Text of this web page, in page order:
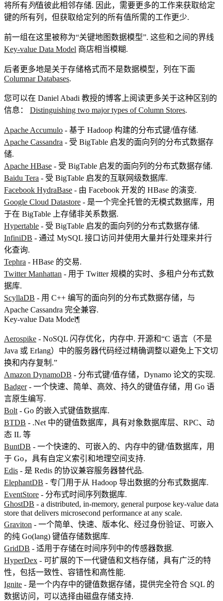
将所有列值彼此相邻存储. 因此，需要更多的工作来获取给定
键的所有列，但获取给定列的所有值所需的工作更少.
前一组在这里被称为“关键地图数据模型”. 这些和之间的界线
Key-value Data Model 商店相当模糊.
后者更多地是关于存储格式而不是数据模型，列在下面
Columnar Databases.
您可以在 Daniel Abadi 教授的博客上阅读更多关于这种区别的
信息： Distinguishing two major types of Column Stores.
Apache Accumulo - 基于 Hadoop 构建的分布式键/值存储.
Apache Cassandra - 受 BigTable 启发的面向列的分布式数据存
储.
Apache HBase - 受 BigTable 启发的面向列的分布式数据存储.
Baidu Tera - 受 BigTable 启发的互联网级数据库.
Facebook HydraBase - 由 Facebook 开发的 HBase 的演变.
Google Cloud Datastore - 是一个完全托管的无模式数据库，用
于在 BigTable 上存储非关系数据.
Hypertable - 受 BigTable 启发的面向列的分布式数据存储.
InfiniDB - 通过 MySQL 接口访问并使用大量并行处理来并行
化查询.
Tephra - HBase 的交易.
Twitter Manhattan - 用于 Twitter 规模的实时、多租户分布式数
据库.
ScyllaDB - 用 C++ 编写的面向列的分布式数据存储，与
Apache Cassandra 完全兼容.
Key-value Data Model¶
Aerospike - NoSQL 闪存优化，内存中. 开源和“C 语言（不是
Java 或 Erlang）中的服务器代码经过精确调整以避免上下文切
换和内存复制.”
Amazon DynamoDB - 分布式键/值存储，Dynamo 论文的实现.
Badger- 一个快速、简单、高效、持久的键值存储，用 Go 语
言原生编写.
Bolt - Go 的嵌入式键值数据库.
BTDB - .Net 中的键值数据库，具有对象数据库层、RPC、动
态 IL 等
BuntDB - 一个快速的、可嵌入的、内存中的键/值数据库，用
于 Go，具有自定义索引和地理空间支持.
Edis - 是 Redis 的协议兼容服务器替代品.
ElephantDB - 专门用于从 Hadoop 导出数据的分布式数据库.
EventStore - 分布式时间序列数据库.
GhostDB - a distributed, in-memory, general purpose key-value data
store that delivers microsecond performance at any scale.
Graviton - 一个简单、快速、版本化、经过身份验证、可嵌入
的纯 Go(lang) 键值存储数据库.
GridDB - 适用于存储在时间序列中的传感器数据.
HyperDex - 可扩展的下一代键值和文档存储，具有广泛的特
性，包括一致性、容错性和高性能.
Ignite - 是一个内存中的键值数据存储，提供完全符合 SQL 的
数据访问，可以选择由磁盘存储支持.